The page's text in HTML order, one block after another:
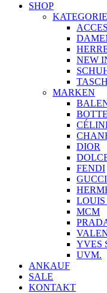
SHOP
NEW
MARKEN
DIOR
FENDI
GUCCI
MCM
YVES
UVM.
ANKAUF
SALE
KONTAKT